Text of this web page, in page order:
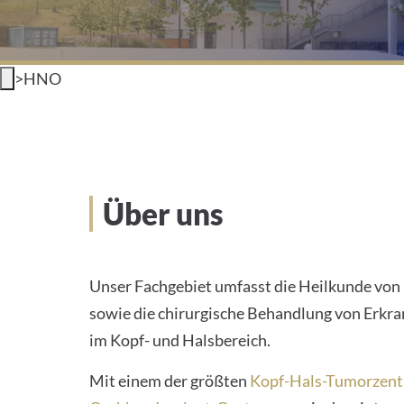
>HNO
Über uns
Unser Fachgebiet umfasst die Heilkunde
sowie die chirurgische Behandlung von
im Kopf- und Halsbereich.
Mit einem der größten Kopf-Hals-